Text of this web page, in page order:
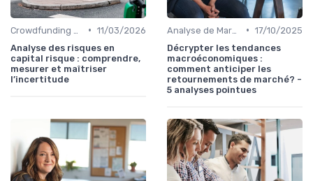
• 11/03/2026
Analyse des risques en
capital risque : comprendre,
mesurer et maîtriser
l’incertitude
• 17/10/2025
Décrypter les tendances
macroéconomiques :
comment anticiper les
retournements de marché? -
5 analyses pointues